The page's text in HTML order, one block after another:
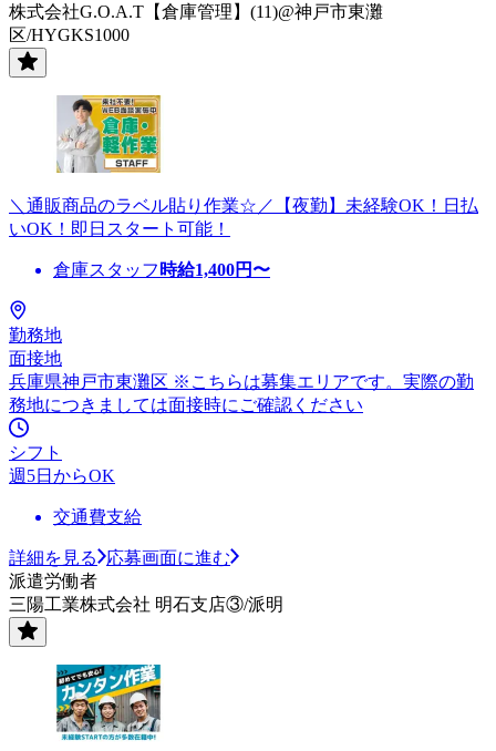
株式会社G.O.A.T【倉庫管理】(11)@神戸市東灘
区/HYGKS1000
＼通販商品のラベル貼り作業☆／【夜勤】未経験OK！日払
いOK！即日スタート可能！
倉庫スタッフ 時給1,400円〜
勤務地
面接地
兵庫県神戸市東灘区 ※こちらは募集エリアです。実際の勤
務地につきましては面接時にご確認ください
シフト
週5日からOK
交通費支給
詳細を見る
応募画面に進む
派遣労働者
三陽工業株式会社 明石支店③/派明